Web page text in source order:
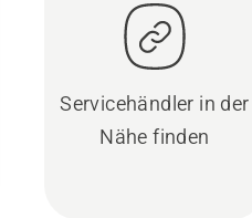
Servicehändler in der
Nähe finden